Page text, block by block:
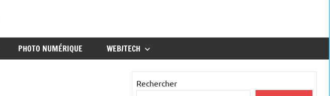
PHOTO NUMÉRIQUE WEB/TECH
Rechercher